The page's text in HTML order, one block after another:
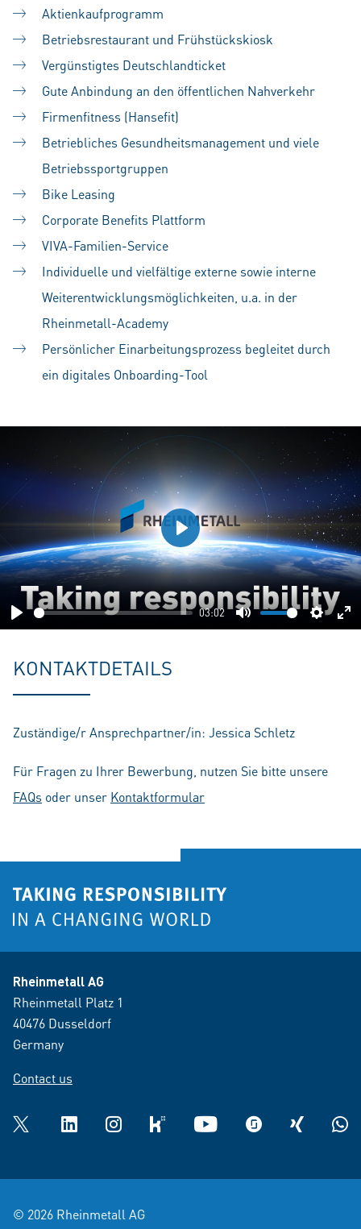
Aktienkaufprogramm
Betriebsrestaurant und Frühstückskiosk
Vergünstigtes Deutschlandticket
Gute Anbindung an den öffentlichen Nahverkehr
Firmenfitness (Hansefit)
Betriebliches Gesundheitsmanagement und viele
Betriebssportgruppen
Bike Leasing
Corporate Benefits Plattform
VIVA-Familien-Service
Individuelle und vielfältige externe sowie interne
Weiterentwicklungsmöglichkeiten, u.a. in der
Rheinmetall-Academy
Persönlicher Einarbeitungsprozess begleitet durch
ein digitales Onboarding-Tool
Play
03:02
Mute
Play
KONTAKTDETAILS
Zuständige/r Ansprechpartner/in: Jessica Schletz
Für Fragen zu Ihrer Bewerbung, nutzen Sie bitte unsere
FAQs oder unser Kontaktformular
Rheinmetall AG
Rheinmetall Platz 1
40476 Dusseldorf
Germany
Contact us
Twitter LinkedInInstagramkununu YouTube glassdoorXING
© 2026 Rheinmetall AG